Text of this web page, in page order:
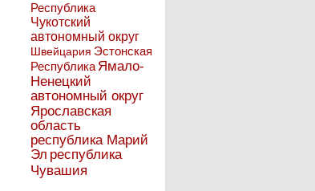
Республика
Чукотский
автономный округ
Швейцария Эстонская
Республика Ямало-
Ненецкий
автономный округ
Ярославская
область
республика Марий
Эл республика
Чувашия